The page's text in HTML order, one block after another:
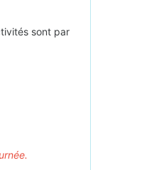
sont par